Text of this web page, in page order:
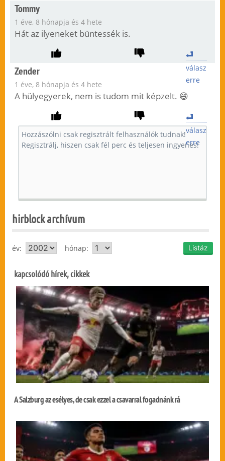
Tommy
1 éve, 8 hónapja és 4 hete
Hát az ilyeneket büntessék is.
válasz
erre
Zender
1 éve, 8 hónapja és 4 hete
A hülyegyerek, nem is tudom mit képzelt. 😄
válasz
erre
hirblock archívum
év: hónap:
kapcsolódó hírek, cikkek
A Salzburg az esélyes, de csak ezzel a csavarral fogadnánk rá